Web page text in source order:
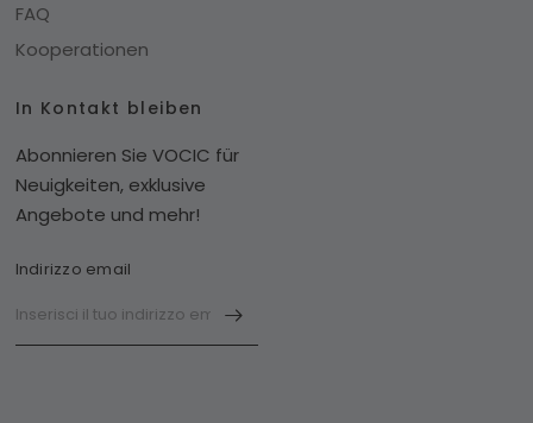
FAQ
Kooperationen
In Kontakt bleiben
Abonnieren Sie VOCIC für
Neuigkeiten, exklusive
Angebote und mehr!
Indirizzo email